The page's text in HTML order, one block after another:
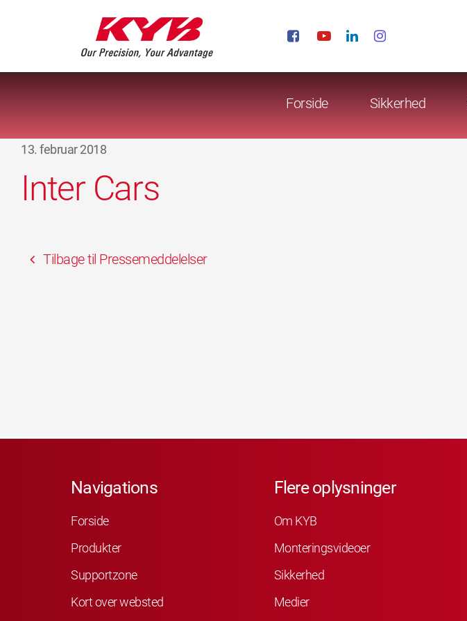
Forside Sikkerhed
13. februar 2018
Inter Cars
Tilbage til Pressemeddelelser
Navigations
Forside
Produkter
Supportzone
Kort over websted
Flere oplysninger
Om KYB
Monteringsvideoer
Sikkerhed
Medier